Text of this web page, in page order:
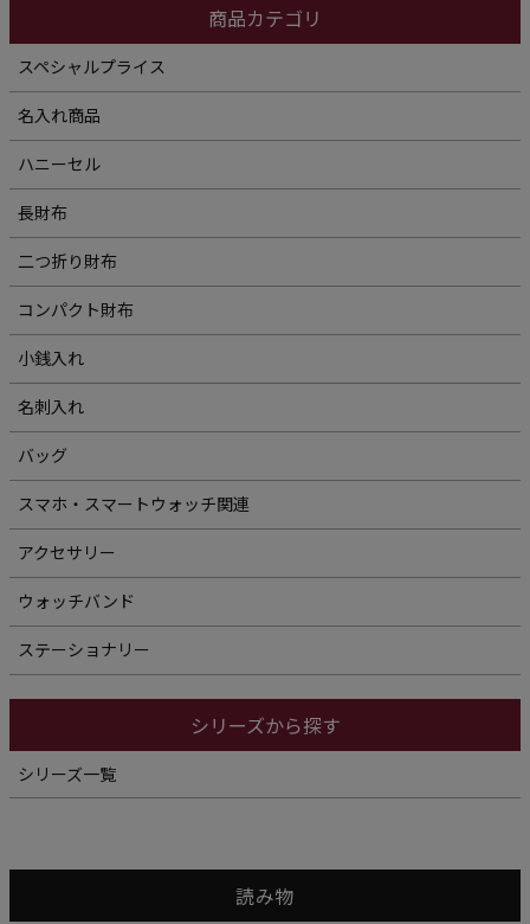
商品カテゴリ
スペシャルプライス
名入れ商品
ハニーセル
長財布
二つ折り財布
コンパクト財布
小銭入れ
名刺入れ
バッグ
スマホ・スマートウォッチ関連
アクセサリー
ウォッチバンド
ステーショナリー
シリーズから探す
シリーズ一覧
読み物